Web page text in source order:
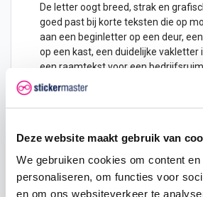
Deze website maakt gebruik van
We gebruiken cookies om content
personaliseren, om functies voor
en om ons websiteverkeer te
De letter oogt breed, strak en
goed past bij korte teksten die op
aan een beginletter op een deur,
op een kast, een duidelijke vakletter
een raamtekst voor een
letter op een voertuig.
witte of transparante achtergrond
plakletter een strak resultaat.
kunststof, metaal, gelakte panelen,
voertuigen komt dit netjes uit.